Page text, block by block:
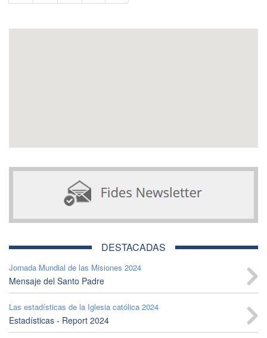
DESTACADAS
Jornada Mundial de las Misiones 2024
Mensaje del Santo Padre
Las estadísticas de la Iglesia católica 2024
Estadísticas - Report 2024